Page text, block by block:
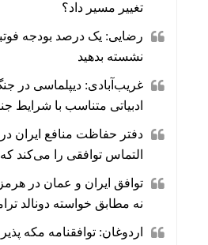
تغییر مسیر داد؟
رضایی: یک درصد بودجه
نشسته بدهید
غریب‌آبادی: دیپلماسی در جنگ
ادبیاتی متناسب با شرایط
دفتر حفاظت منافع ایران
التماس توافقی را می‌کند
توافق ایران و عمان در
نه مطابق خواسته دونالد
اردوغان: توافقنامه مکه